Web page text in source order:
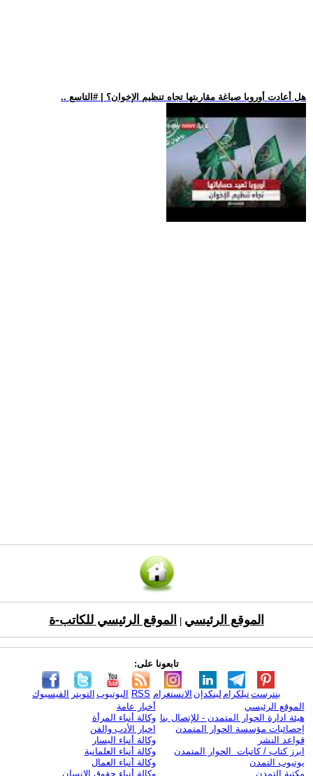
.. هل أعادت أوروبا صياغة مقاربتها تجاه تنظيم الإخوان؟ | #التاسع
الموقع الرئيسي الموقع الرئيسي للكاتب-ة
تابعونا على:
الفيسبوك التويتر اليوتيوب RSS الانستغرام لينكدإن تيلكرامبنترست
الموقع الرئيسي
هيئة ادارة الحوار المتمدن - للإتصال بنا
إحصائيات مؤسسة الحوار المتمدن
قواعد النشر
ابرز كتاب / كاتبات الحوار المتمدن
يوتيوب التمدن
مكتبة التمدن
أخبار عامة
وكالة أنباء المرأة
اخبار الأدب والفن
وكالة أنباء اليسار
وكالة أنباء العلمانية
وكالة أنباء العمال
وكالة أنباء حقوق الإنسان